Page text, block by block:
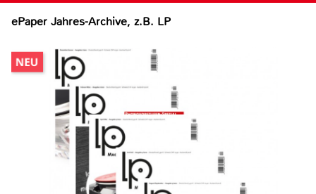
ePaper Jahres-Archive, z.B. LP